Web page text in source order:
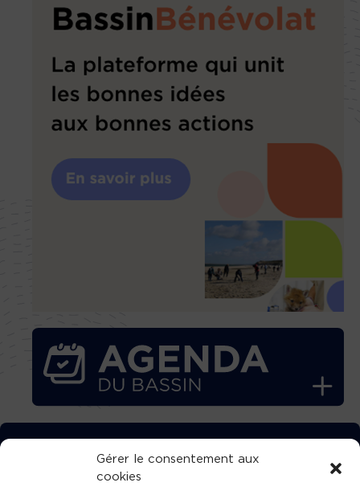
Gérer le consentement aux
cookies
TÉLÉCHARGEZ GRATUITEMENT
L’APPLICATION TVBA !